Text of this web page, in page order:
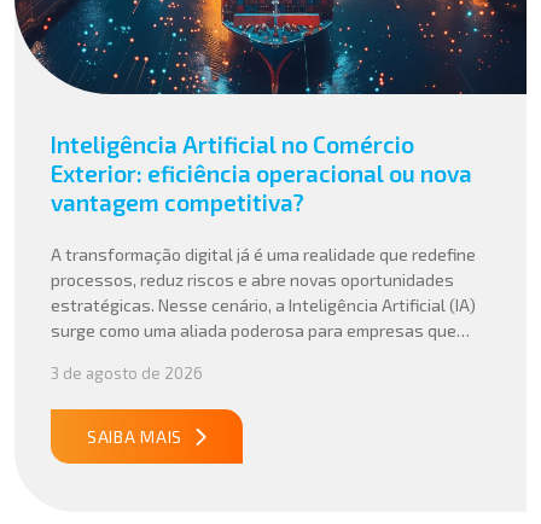
Inteligência Artificial no Comércio
Exterior: eficiência operacional ou nova
vantagem competitiva?
A transformação digital já é uma realidade que redefine
processos, reduz riscos e abre novas oportunidades
estratégicas. Nesse cenário, a Inteligência Artificial (IA)
surge como uma aliada poderosa para empresas que
suas operações internacionais. Mais do que automatizar
tarefas, a IA vem sendo aplicada para interpretar dados
complexos, […]
3 de agosto de 2026
SAIBA MAIS